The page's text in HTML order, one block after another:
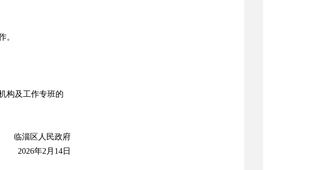
。
构及工作专班的
临淄区人民政府
2026年2月14日